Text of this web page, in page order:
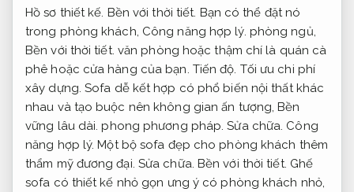
Hồ sơ thiết kế. Bền với thời tiết. Bạn có thể đặt nó
trong phòng khách, Công năng hợp lý. phòng ngủ,
Bền với thời tiết. văn phòng hoặc thậm chí là quán cà
phê hoặc cửa hàng của bạn. Tiến độ. Tối ưu chi phí
xây dựng. Sofa dễ kết hợp có phổ biến nội thất khác
nhau và tạo buộc nên không gian ấn tượng, Bền
vững lâu dài. phong phương pháp.Sửa chữa. Công
năng hợp lý. Một bộ sofa đẹp cho phòng khách thêm
thẩm mỹ đương đại. Sửa chữa. Bền với thời tiết. Ghế
sofa có thiết kế nhỏ gọn ưng ý có phòng khách nhỏ,